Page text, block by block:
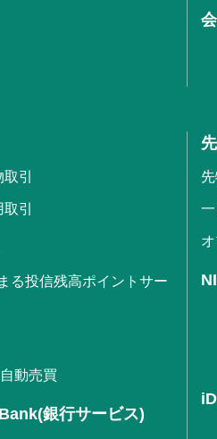
引
引
る投信残高ポイントサー
動売買
銀行サービス)
先
一